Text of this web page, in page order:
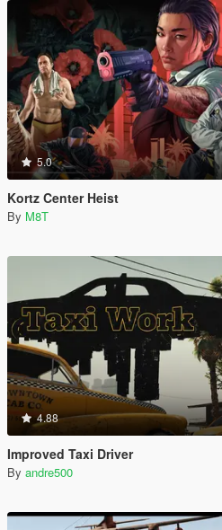
5.0
Kortz Center Heist
By M8T
4.88
Improved Taxi Driver
By andre500